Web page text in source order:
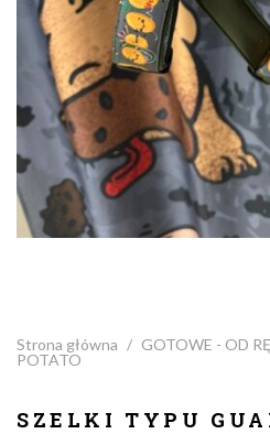
Strona główna / GOTOWE - OD
POTATO
SZELKI TYPU